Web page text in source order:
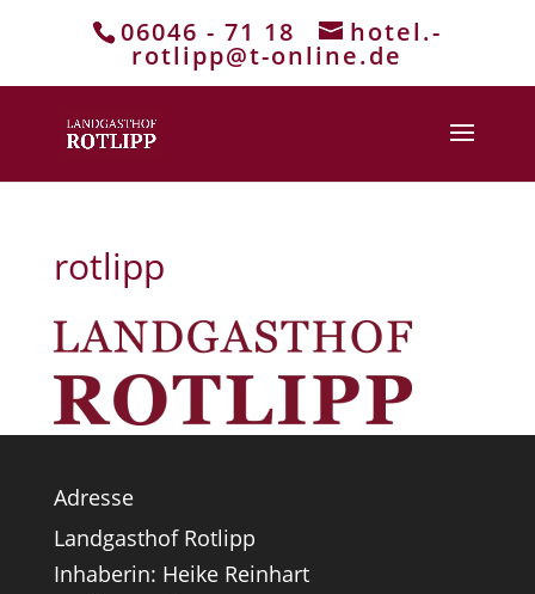
06046 - 71 18 hotel.-
rotlipp@t-online.de
rotlipp
Adresse
Landgasthof Rotlipp
Inhaberin: Heike Reinhart